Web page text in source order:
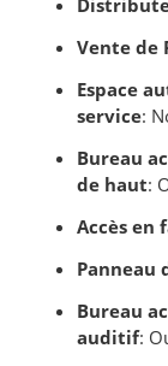
Vente de
Espace
service:
Bureau
de haut:
Accès en
Panneau
Bureau
auditif: